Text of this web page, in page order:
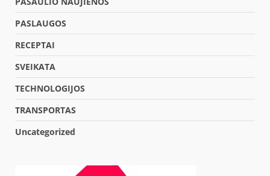
PASLAUGOS
RECEPTAI
SVEIKATA
TECHNOLOGIJOS
TRANSPORTAS
Uncategorized